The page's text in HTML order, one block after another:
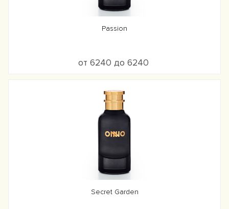
Passion
от 6240 до 6240
Secret Garden